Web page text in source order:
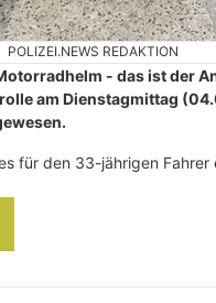
POLIZEI.NEWS REDAKTION
- das ist der
am Dienstagmittag
für den 33-jährigen Fahrer